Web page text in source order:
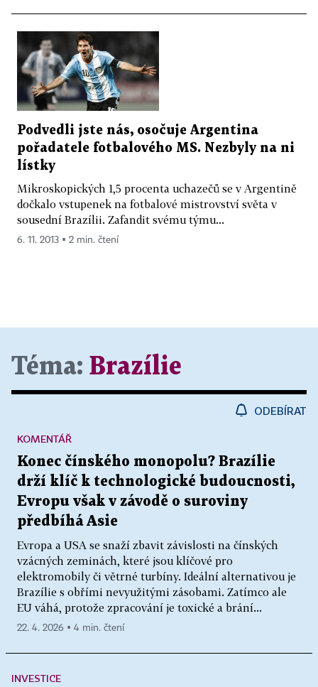
Podvedli jste nás, osočuje Argentina
pořadatele fotbalového MS. Nezbyly na ni
lístky
Mikroskopických 1,5 procenta uchazečů se v Argentině
dočkalo vstupenek na fotbalové mistrovství světa v
sousední Brazílii. Zafandit svému týmu...
6. 11. 2013 ▪ 2 min. čtení
Téma: Brazílie
ODEBÍRAT
Konec čínského monopolu? Brazílie
drží klíč k technologické budoucnosti,
Evropu však v závodě o suroviny
předbíhá Asie
Evropa a USA se snaží zbavit závislosti na čínských
vzácných zeminách, které jsou klíčové pro
elektromobily či větrné turbíny. Ideální alternativou je
Brazílie s obřími nevyužitými zásobami. Zatímco ale
EU váhá, protože zpracování je toxické a brání...
KOMENTÁŘ
22. 4. 2026 ▪ 4 min. čtení
INVESTICE